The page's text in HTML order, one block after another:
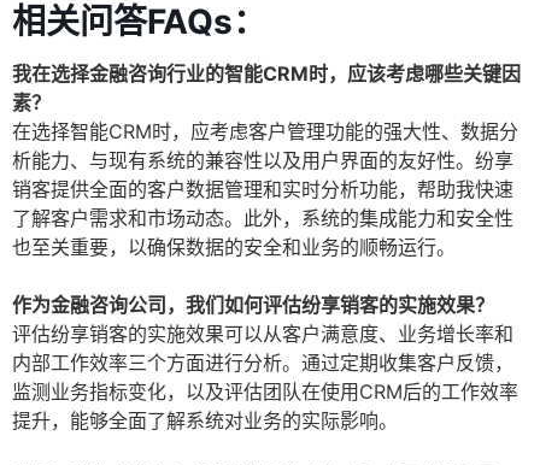
相关问答FAQs：
我在选择金融咨询行业的智能CRM时，应该考虑哪些关键因
素？
在选择智能CRM时，应考虑客户管理功能的强大性、数据分
析能力、与现有系统的兼容性以及用户界面的友好性。纷享
销客提供全面的客户数据管理和实时分析功能，帮助我快速
了解客户需求和市场动态。此外，系统的集成能力和安全性
也至关重要，以确保数据的安全和业务的顺畅运行。
作为金融咨询公司，我们如何评估纷享销客的实施效果？
评估纷享销客的实施效果可以从客户满意度、业务增长率和
内部工作效率三个方面进行分析。通过定期收集客户反馈，
监测业务指标变化，以及评估团队在使用CRM后的工作效率
提升，能够全面了解系统对业务的实际影响。